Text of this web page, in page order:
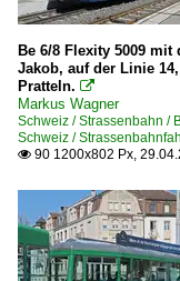
Be 6/8 Flexity 5009
Jakob, auf der Linie
Pratteln. 
Markus Wagner
Schweiz / Strassenbahn
Schweiz /
 90 1200x802 Px,